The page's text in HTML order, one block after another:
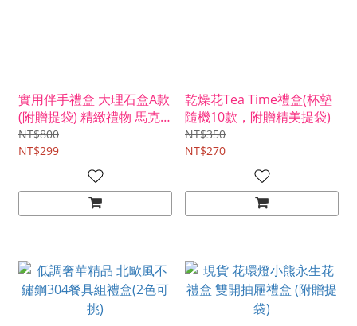
實用伴手禮盒 大理石盒A款
(附贈提袋) 精緻禮物 馬克
杯禮盒 結婚伴手禮
NT$800
NT$299
乾燥花Tea Time禮盒(杯墊
隨機10款，附贈精美提袋)
NT$350
NT$270